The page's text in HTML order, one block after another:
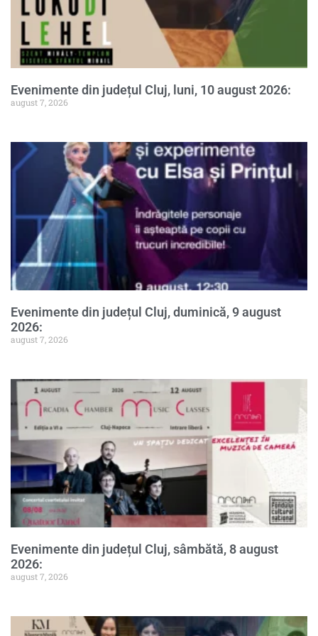
Evenimente din județul Cluj, luni, 10 august 2026:
august 7, 2026
Evenimente din județul Cluj, duminică, 9 august
2026:
august 7, 2026
Evenimente din județul Cluj, sâmbătă, 8 august
2026:
august 7, 2026